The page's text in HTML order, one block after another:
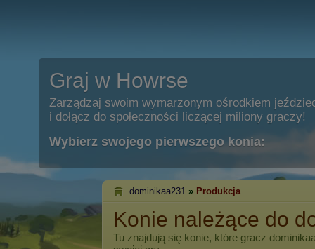
Graj w Howrse
Zarządzaj swoim wymarzonym ośrodkiem
i dołącz do społeczności liczącej miliony graczy!
Wybierz swojego pierwszego konia:
dominikaa231 » Produkcja
Konie należące do
Tu znajdują się konie, które gracz